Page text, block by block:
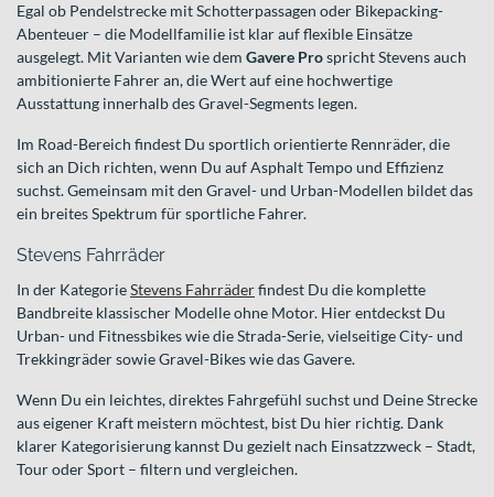
Egal ob Pendelstrecke mit Schotterpassagen oder Bikepacking-
Abenteuer – die Modellfamilie ist klar auf flexible Einsätze
ausgelegt. Mit Varianten wie dem Gavere Prospricht Stevens auch
ambitionierte Fahrer an, die Wert auf eine hochwertige
Ausstattung innerhalb des Gravel-Segments legen.
Im Road-Bereich findest Du sportlich orientierte Rennräder, die
sich an Dich richten, wenn Du auf Asphalt Tempo und Effizienz
suchst. Gemeinsam mit den Gravel- und Urban-Modellen bildet das
ein breites Spektrum für sportliche Fahrer.
Stevens Fahrräder
In der KategorieStevens Fahrräderfindest Du die komplette
Bandbreite klassischer Modelle ohne Motor. Hier entdeckst Du
Urban- und Fitnessbikes wie die Strada-Serie, vielseitige City- und
Trekkingräder sowie Gravel-Bikes wie das Gavere.
Wenn Du ein leichtes, direktes Fahrgefühl suchst und Deine Strecke
aus eigener Kraft meistern möchtest, bist Du hier richtig. Dank
klarer Kategorisierung kannst Du gezielt nach Einsatzzweck – Stadt,
Tour oder Sport – filtern und vergleichen.